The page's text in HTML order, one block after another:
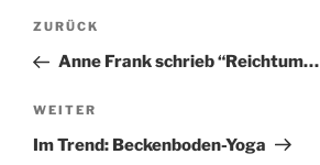
Beitragsnavigation
Vorheriger
Beitrag
ZURÜCK
Anne Frank schrieb “Reichtum…
Nächster
Beitrag
WEITER
Im Trend: Beckenboden-Yoga